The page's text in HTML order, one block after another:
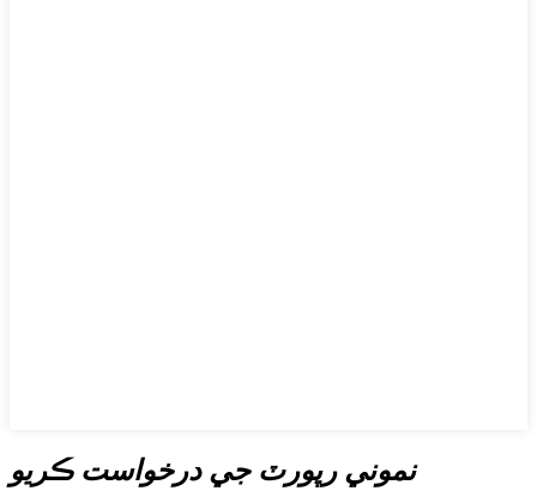
نموني رپورٽ جي درخواست ڪريو